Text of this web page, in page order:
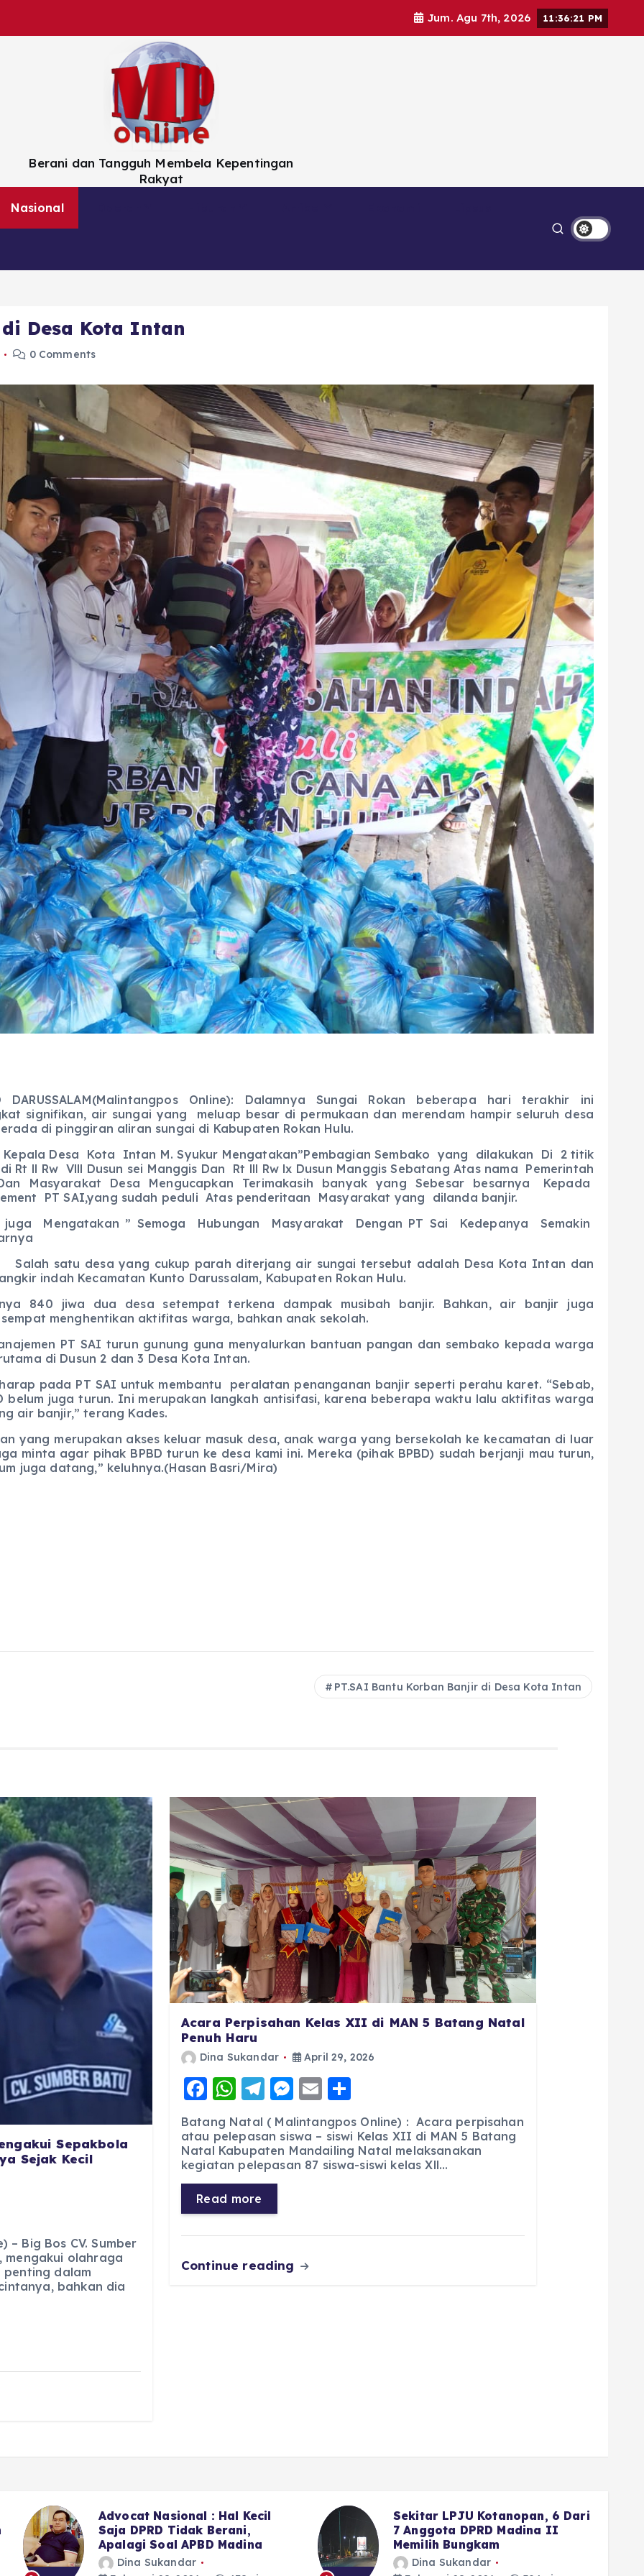
Jum. Agu 7th, 2026 11:36:23 PM
Berani dan Tangguh Membela Kepentingan
Rakyat
Nasional
Desa Kota Intan
0 Comments
DARUSSALAM(Malintangpos Online): Dalamnya Sungai Rokan beberapa hari terakhir ini
signifikan, air sungai yang meluap besar di permukaan dan merendam hampir seluruh desa
di pinggiran aliran sungai di Kabupaten Rokan Hulu.
Desa Kota Intan M. Syukur Mengatakan”Pembagian Sembako yang dilakukan Di 2 titik
Rt ll Rw Vlll Dusun sei Manggis Dan Rt lll Rw lx Dusun Manggis Sebatang Atas nama Pemerintah
Masyarakat Desa Mengucapkan Terimakasih banyak yang Sebesar besarnya Kepada
PT SAI,yang sudah peduli Atas penderitaan Masyarakat yang dilanda banjir.
juga Mengatakan ” Semoga Hubungan Masyarakat Dengan PT Sai Kedepanya Semakin
satu desa yang cukup parah diterjang air sungai tersebut adalah Desa Kota Intan dan
indah Kecamatan Kunto Darussalam, Kabupaten Rokan Hulu.
840 jiwa dua desa setempat terkena dampak musibah banjir. Bahkan, air banjir juga
menghentikan aktifitas warga, bahkan anak sekolah.
PT SAI turun gunung guna menyalurkan bantuan pangan dan sembako kepada warga
di Dusun 2 dan 3 Desa Kota Intan.
pada PT SAI untuk membantu peralatan penanganan banjir seperti perahu karet. “Sebab,
belum juga turun. Ini merupakan langkah antisifasi, karena beberapa waktu lalu aktifitas warga
air banjir,” terang Kades.
yang merupakan akses keluar masuk desa, anak warga yang bersekolah ke kecamatan di luar
minta agar pihak BPBD turun ke desa kami ini. Mereka (pihak BPBD) sudah berjanji mau turun,
juga datang,” keluhnya.(Hasan Basri/Mira)
PT.SAI Bantu Korban Banjir di Desa Kota Intan
Sepakbola
Sejak Kecil
– Big Bos CV. Sumber
mengakui olahraga
penting dalam
bahkan dia
Acara Perpisahan Kelas XII di MAN 5 Batang Natal
Penuh Haru
Dina Sukandar April 29, 2026
F
c
e
b
o
W
h
a
ts
A
p
T
el
e
g
r
M
e
ss
e
E
ai
l
h
a
re
Batang Natal ( Malintangpos Online) : Acara perpisahan
atau pelepasan siswa – siswi Kelas XII di MAN 5 Batang
Natal Kabupaten Mandailing Natal melaksanakan
kegiatan pelepasan 87 siswa-siswi kelas Xll…
Read more
Continue reading
Sekitar LPJU Kotanopan, 6 Dari
7 Anggota DPRD Madina II
Memilih Bungkam
Dina Sukandar
Wako Fadly Amran Siapkan
Reward Umrah bagi Pelajar
yang Istiqamah ke Masjid
Dina Sukandar